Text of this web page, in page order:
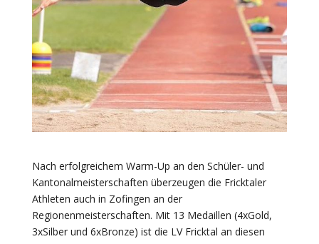
Nach erfolgreichem Warm-Up an den Schüler- und
Kantonalmeisterschaften überzeugen die Fricktaler
Athleten auch in Zofingen an der
Regionenmeisterschaften. Mit 13 Medaillen (4xGold,
3xSilber und 6xBronze) ist die LV Fricktal an diesen